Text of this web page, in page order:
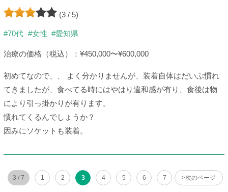
(3 / 5)
#70代 #女性 #愛知県
治療の価格（税込）：¥450,000〜¥600,000
初めてなので、、 よく分かりませんが、装着自体はだいぶ慣れ
てきましたが、食べてる時にはやはり違和感が有り、食後は物
により引っ掛かりが有ります。
慣れてくるんでしょうか？
因みにソケットも装着。
3 / 7 1 2 3 4 5 6 7 >次のページ